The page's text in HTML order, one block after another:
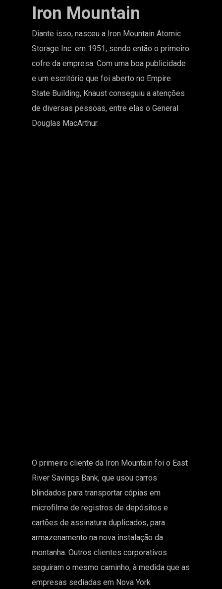
Iron Mountain
Diante isso, nasceu a Iron Mountain Atomic
Storage Inc. em 1951, sendo então o primeiro
cofre da empresa. Com uma boa publicidade
e um escritório que foi aberto no Empire
State Building, Knaust conseguiu a atenções
de diversas pessoas, entre elas o General
Douglas MacArthur.
O primeiro cliente da Iron Mountain foi o East
River Savings Bank, que usou carros
blindados para transportar cópias em
microfilme de registros de depósitos e
cartões de assinatura duplicados, para
armazenamento na nova instalação da
montanha. Outros clientes corporativos
seguiram o mesmo caminho, à medida que as
empresas sediadas em Nova York